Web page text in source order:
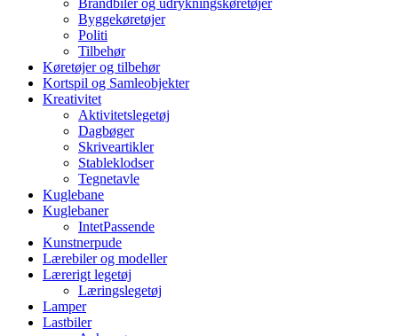
Brandbiler og udrykningskøretøjer
Byggekøretøjer
Politi
Tilbehør
Køretøjer og tilbehør
Kortspil og Samleobjekter
Kreativitet
Aktivitetslegetøj
Dagbøger
Skriveartikler
Stableklodser
Tegnetavle
Kuglebane
Kuglebaner
IntetPassende
Kunstnerpude
Lærebiler og modeller
Lærerigt legetøj
Læringslegetøj
Lamper
Lastbiler